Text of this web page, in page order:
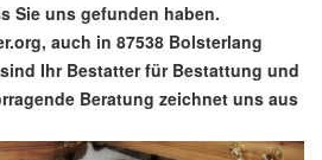
Sie uns gefunden haben.
auch in 87538 Bolsterlang
Ihr Bestatter für Bestattung und
Beratung zeichnet uns aus